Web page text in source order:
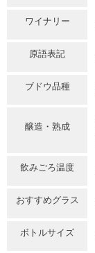
ワイナリー
原語表記
ブドウ品種
醸造・熟成
飲みごろ温度
おすすめグラス
ボトルサイズ